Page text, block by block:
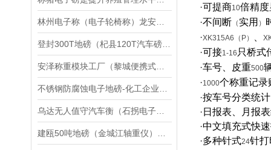
·可提商10倍精
·不间断 （ 实用 ）
·XK315A6（P）
·可接1-16 只桥式
·车号、皮重500
·1000个称重记录
·按车号分类统
· 日报表、月报
·中文填充式快
·多种针式24针